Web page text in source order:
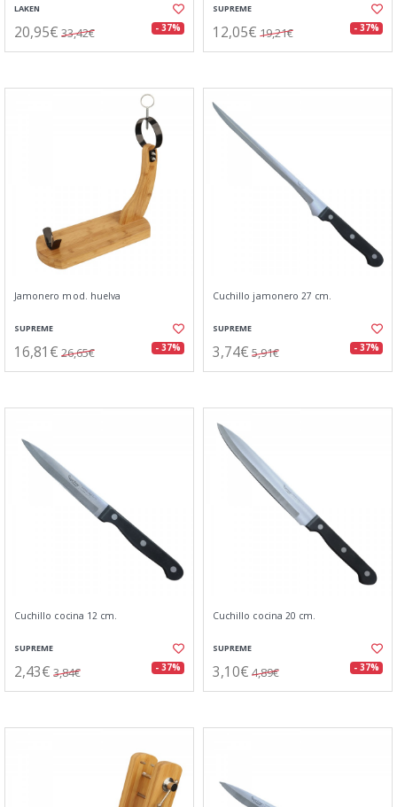
LAKEN
20,95€ 33,42€ - 37%
SUPREME
12,05€ 19,21€ - 37%
Jamonero mod. huelva
SUPREME
16,81€ 26,65€ - 37%
Cuchillo jamonero 27 cm.
SUPREME
3,74€ 5,91€ - 37%
Cuchillo cocina 12 cm.
SUPREME
2,43€ 3,84€ - 37%
Cuchillo cocina 20 cm.
SUPREME
3,10€ 4,89€ - 37%